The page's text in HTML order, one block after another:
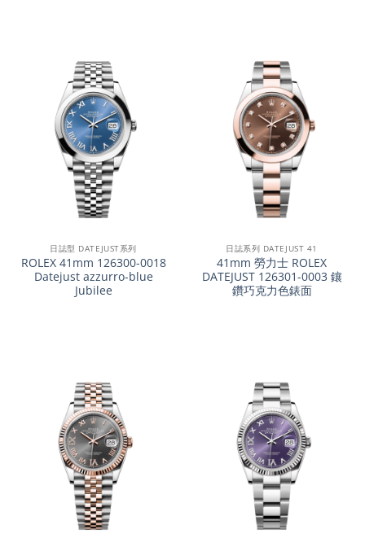
日誌型 DATEJUST系列
ROLEX 41mm 126300-0018
Datejust azzurro-blue
Jubilee
日誌系列 DATEJUST 41
41mm 勞力士 ROLEX
DATEJUST 126301-0003 鑲
鑽巧克力色錶面